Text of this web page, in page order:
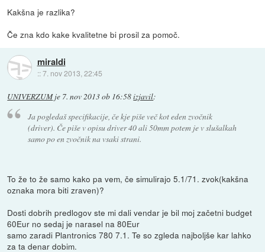
Kakšna je razlika?
Če zna kdo kake kvalitetne bi prosil za pomoč.
miraldi
::7. nov 2013, 22:45
UNIVERZUMje 7. nov 2013 ob 16:58izjavil:
Ja pogledaš specifikacije, če kje piše več kot eden zvočnik
(driver). Če piše v opisu driver 40 ali 50mm potem je v slušalkah
samo po en zvočnik na vsaki strani.
To že to že samo kako pa vem, če simulirajo 5.1/71. zvok(kakšna
oznaka mora biti zraven)?
Dosti dobrih predlogov ste mi dali vendar je bil moj začetni budget
60Eur no sedaj je narasel na 80Eur
samo zaradi Plantronics 780 7.1. Te so zgleda najboljše kar lahko
za ta denar dobim.